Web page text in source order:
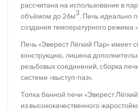
рассчитана на использование в
объёмом до 26м3. Печь идеально
создания температурного режима
Печь «Эверест Лёгкий Пар» имеет
конструкцию, лишена
резьбовых соединений, сборка
системе «выступ-паз».
Топка банной печи «Эверест
из высококачественного